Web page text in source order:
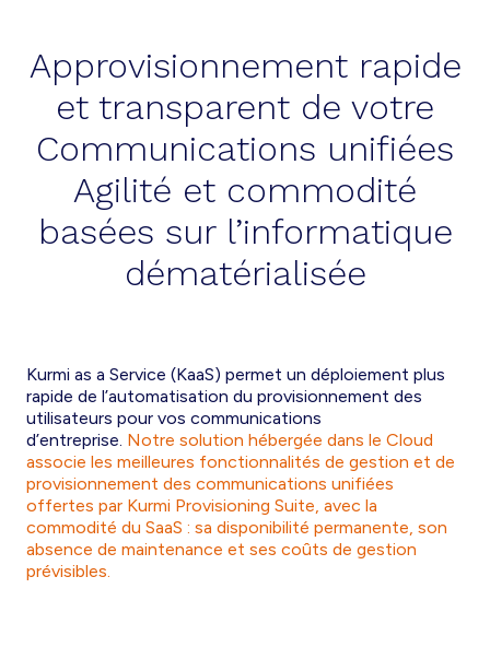
Approvisionnement rapide
et transparent de votre
Communications unifiées
Agilité et commodité
basées sur l’informatique
dématérialisée
Kurmi as a Service (KaaS) permet un déploiement plus
rapide de l’automatisation du provisionnement des
utilisateurs pour vos communications
d’entreprise. Notre solution hébergée dans le Cloud
associe les meilleures fonctionnalités de gestion et de
provisionnement des communications unifiées
offertes par Kurmi Provisioning Suite, avec la
commodité du SaaS : sa disponibilité permanente, son
absence de maintenance et ses coûts de gestion
prévisibles.